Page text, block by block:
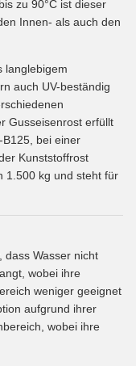
zu 90°C ist dieser
Innen- als auch den
langlebigem
auch UV-beständig
Gusseisenrost erfüllt
bei einer
Kunststoffrost
1.500 kg und steht für
dass Wasser nicht
wobei ihre
weniger geeignet
aufgrund ihrer
wobei ihre